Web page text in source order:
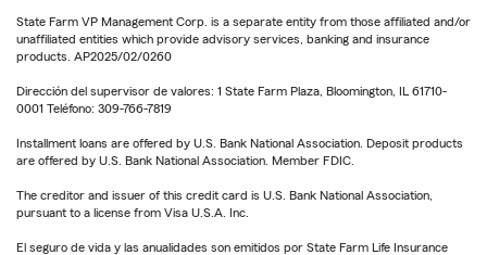
State Farm VP Management Corp. is a separate entity from those affiliated and/or
unaffiliated entities which provide advisory services, banking and insurance
products. AP2025/02/0260
Dirección del supervisor de valores: 1 State Farm Plaza, Bloomington, IL 61710-
0001 Teléfono: 309-766-7819
Installment loans are offered by U.S. Bank National Association. Deposit products
are offered by U.S. Bank National Association. Member FDIC.
The creditor and issuer of this credit card is U.S. Bank National Association,
pursuant to a license from Visa U.S.A. Inc.
El seguro de vida y las anualidades son emitidos por State Farm Life Insurance